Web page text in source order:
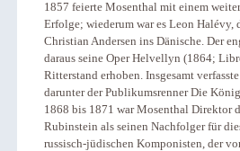
1857 feierte Mosenthal mit einem
Erfolge; wiederum war es Leon Halévy,
Christian Andersen ins Dänische. Der
daraus seine Oper Helvellyn (1864;
Ritterstand erhoben. Insgesamt
darunter der Publikumsrenner Die
1868 bis 1871 war Mosenthal Direktor
Rubinstein als seinen Nachfolger für
russisch-jüdischen Komponisten, der